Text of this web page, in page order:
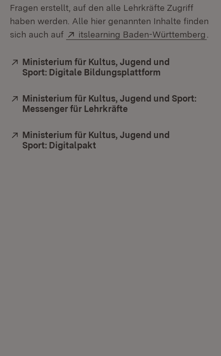
Fragen erstellt, auf den alle Lehrkräfte Zugriff
haben werden. Alle hier genannten Inhalte finden
sich auch auf
Extern:
itslearning Baden-Württemberg
Extern:
Ministerium für Kultus, Jugend und
Sport: Digitale Bildungsplattform
Extern:
Ministerium für Kultus, Jugend und Sport:
Messenger für Lehrkräfte
Extern:
Ministerium für Kultus, Jugend und
Sport: Digitalpakt